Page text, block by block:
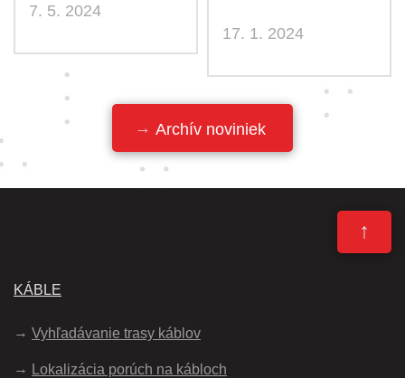
7. 5. 2024
17. 1. 2024
Archív noviniek
↑
KÁBLE
Vyhľadávanie trasy káblov
Lokalizácia porúch na kábloch